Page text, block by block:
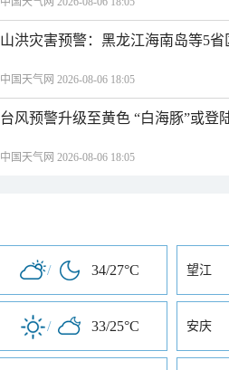
山洪灾害预警：黑龙江海南岛等5
中国天气网 2026-08-06 18:05
台风预警升级至黄色 “白海豚”或登
中国天气网 2026-08-06 18:05
/ 34/27°C 望江
/ 33/25°C 安庆